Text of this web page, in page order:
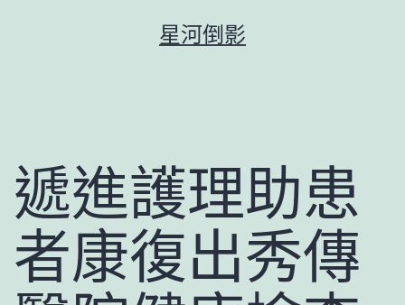
星河倒影
遞進護理助患
者康復出秀傳